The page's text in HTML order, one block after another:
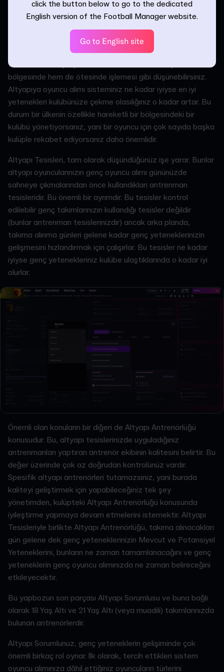
geliştirilmesini istemektir.
ve takıma alım ağlarının altyapı seviyesinde nasıl çalıştığıyla
ilgilidir. Bunu, kulübünüzün gözlemleme, antrenman kampları
ve takıma alım çalışmalarının hem kulübünüzün yerel
bölgesinde hem de ötesinde işlemesi gibi düşünebilirsiniz.
Altyapıya oyuncu alımı sisteminiz ne kadar iyiyse en iyi
yetenekleri kulübünüze çekme olasılığınız o kadar artar. Bu
durum bir ülkenin özellikle hareketli bir bölgesindeki bir
kulübü yönetiyorsanız, yani bir oyuncu için çok sayıda başka
kulüple rekabet ediyorsanız daha önemlidir.
Altyapı Tesisleri, tam olarak düşündüğünüz işe yarar. Bunlar
altyapı oyuncularınızın genç oyuncu alımı gününüzde
sahneye çıkmalarından önce kullandıkları antrenman
tesisleridir. Bu önemli bir ayrımdır. Bu tesisler kontrol
edilebilir genç takımlarınızın kullandığı tesisler değildir
(bunlar antrenman tesislerinizdir) ancak arka planda,
takıma alınma günleri gelene kadar genç yeteneklerinizin
gelişmesini hızlandırmak için çalışırlar. Bu tesisler ne kadar
iyiyse genç yetenekleriniz kulübe ulaştıklarında o kadar iyi
olurlar.
Önemli olan konuların bir diğeri de Altyapı Antrenörlüğü
konusudur. Bu, altyapı tesislerinizde uyguladığınız
antrenmanları yaptıran antrenör ekibinin kalitesini belirtir. Bu
değer üzerinde çok az doğrudan kontrolünüz vardır.
Spesifik altyapı antrenörleri tutamazsınız, yani burada
kaliteyi geliştirmek için yapabileceğiniz tek şey
yönetimden, kulüpteki Altyapı Antrenörlüğü konusunda
iyileştirme yapmaya devam etmelerini istemektir. Altyapı
Tesisleriyle birlikte Altyapı Antrenörlüğü, takıma alınacakları
gün gelene dek genç yeteneklerinizin Mevcut ve Potansiyel
Yeteneklerini, bunların ne zaman tamamlanacağını ve genç
yeteneklerin genç oyuncu alımınızda ne zaman belireceğini
etkileyecektir.
Bu yapbozun son parçası Altyapı Sorumlusu ve buna bağlı
olarak 18 Yaş Altı ve 21 Yaş Altı (veya muadili) takımlarınızda
bulunan antrenörlerdir.
Altyapı Sorumlunuz, genç yeteneklerin gelişiminde çok
önemli birkaç rol oynar. İlk olarak, tercih ettikleri sistem
oyuncu alımınıza dâhil ettiğiniz oyuncuların türlerini
click the button below to go to the dedicated
English version of the Football Manager website.
Go to English site